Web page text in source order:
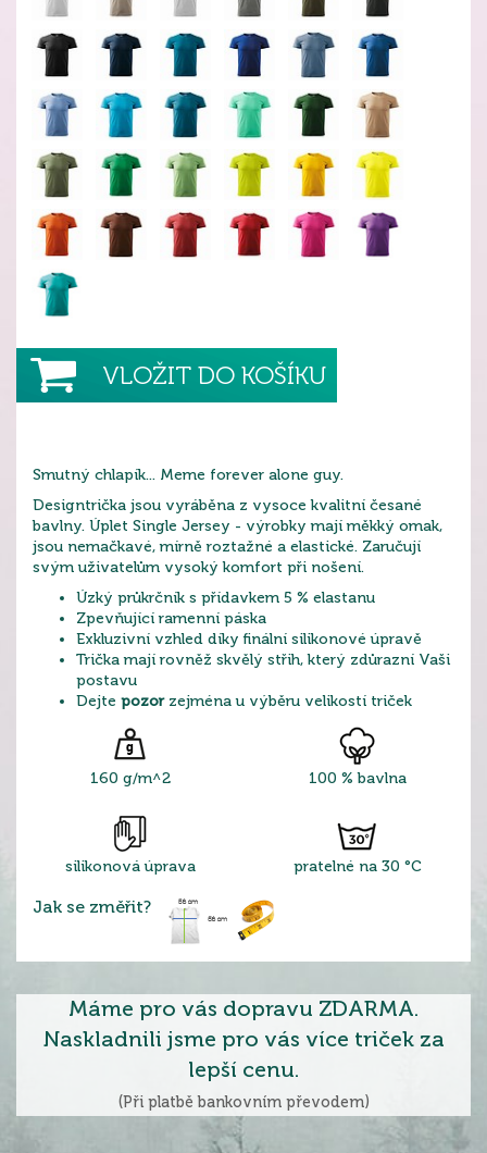
VLOŽIT DO KOŠÍKU
Smutný chlapík... Meme forever alone guy.
Designtrička jsou vyráběna z vysoce kvalitní česané
bavlny. Úplet Single Jersey - výrobky mají měkký omak,
jsou nemačkavé, mírně roztažné a elastické. Zaručují
svým uživatelům vysoký komfort při nošení.
Úzký průkrčník s přídavkem 5 % elastanu
Zpevňující ramenní páska
Exkluzivní vzhled díky finální silikonové úpravě
Trička mají rovněž skvělý střih, který zdůrazní Vaši
postavu
Dejte pozorzejména u výběru velikostí triček
160 g/m^2 100 % bavlna
silikonová úprava pratelné na 30 °C
Jak se změřit?
Máme pro vás dopravu ZDARMA.
Naskladnili jsme pro vás více triček za
lepší cenu.
(Při platbě bankovním převodem)